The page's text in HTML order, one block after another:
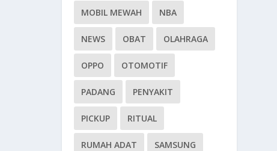
MOBIL MEWAH NBA
NEWS OBAT OLAHRAGA
OPPO OTOMOTIF
PADANG PENYAKIT
PICKUP RITUAL
RUMAH ADAT SAMSUNG